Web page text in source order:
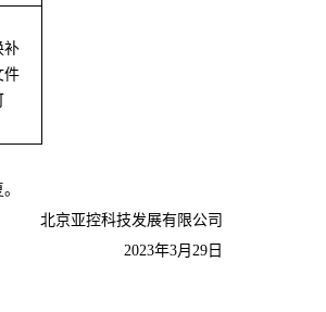
补
件
发展有限公司
年3月29日